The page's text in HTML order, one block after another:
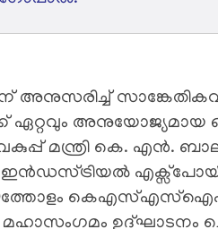
അനുസരിച്ച്
അനുയോജ്യമായ
മന്ത്രി കെ. എൻ.
എക്സ്പോയിൽ
മഹാസംഗമം